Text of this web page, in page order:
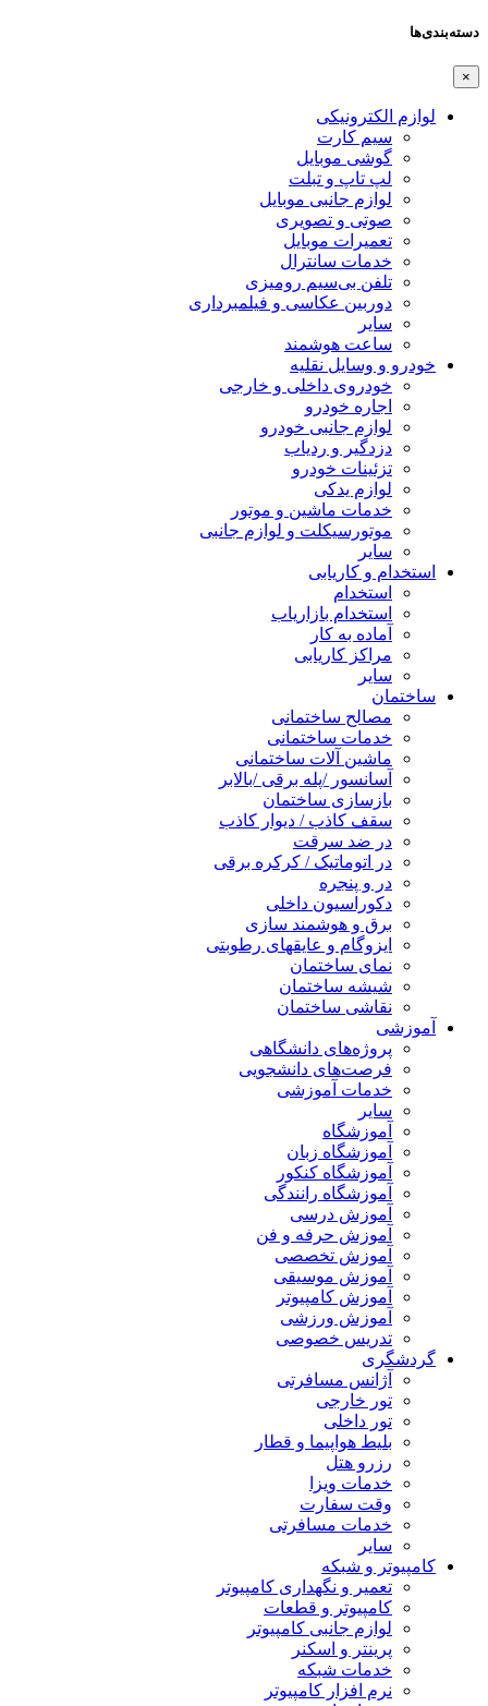
دسته‌بندی‌ها
×
لوازم الکترونیکی
سیم کارت
گوشی موبایل
لپ تاپ و تبلت
لوازم جانبی موبایل
صوتی و تصویری
تعمیرات موبایل
خدمات سانترال
تلفن بی‌سیم رومیزی
دوربین عکاسی و فیلمبرداری
سایر
ساعت هوشمند
خودرو و وسایل نقلیه
خودروی داخلی و خارجی
اجاره خودرو
لوازم جانبی خودرو
دزدگیر و ردیاب
تزئینات خودرو
لوازم یدکی
خدمات ماشین و موتور
موتورسیکلت و لوازم جانبی
سایر
استخدام و کاریابی
استخدام
استخدام بازاریاب
آماده به کار
مراکز کاریابی
سایر
ساختمان
مصالح ساختمانی
خدمات ساختمانی
ماشین آلات ساختمانی
آسانسور /پله برقی /بالابر
بازسازی ساختمان
سقف کاذب / دیوار کاذب
در ضد سرقت
در اتوماتیک / کرکره برقی
در و پنجره
دکوراسیون داخلی
برق و هوشمند سازی
ایزوگام و عایقهای رطوبتی
نمای ساختمان
شیشه ساختمان
نقاشی ساختمان
آموزشی
پروژه‌های دانشگاهی
فرصت‌های دانشجویی
خدمات آموزشی
سایر
آموزشگاه
آموزشگاه زبان
آموزشگاه کنکور
آموزشگاه رانندگی
آموزش درسی
آموزش حرفه و فن
آموزش تخصصی
آموزش موسیقی
آموزش کامپیوتر
آموزش ورزشی
تدریس خصوصی
گردشگری
آژانس مسافرتی
تور خارجی
تور داخلی
بلیط هواپیما و قطار
رزرو هتل
خدمات ویزا
وقت سفارت
خدمات مسافرتی
سایر
کامپیوتر و شبکه
تعمیر و نگهداری کامپیوتر
کامپیوتر و قطعات
لوازم جانبی کامپیوتر
پرینتر و اسکنر
خدمات شبکه
نرم افزار کامپیوتر